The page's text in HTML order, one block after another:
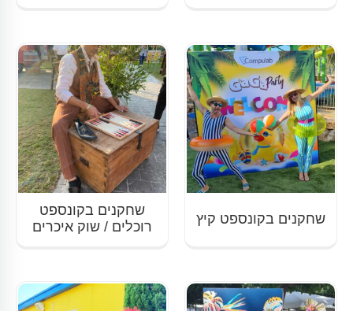
שחקנים בקונספט קיץ
שחקנים בקונספט
רוכלים / שוק איכרים